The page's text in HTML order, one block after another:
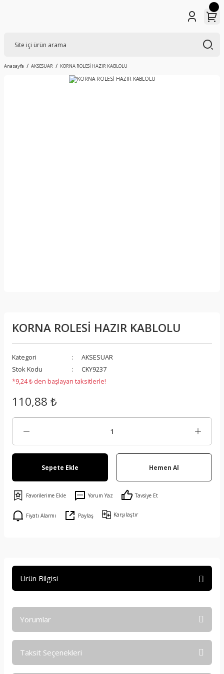
Anasayfa AKSESUAR KORNA ROLESİ HAZIR KABLOLU
KORNA ROLESİ HAZIR KABLOLU
Kategori
AKSESUAR
Stok Kodu
CKY9237
*9,24 ₺ den başlayan taksitlerle!
110,88 ₺
Sepete Ekle Hemen Al
Yorum Yaz Tavsiye Et
Fiyatı Alarmı Paylaş Karşılaştır
Ürün Bilgisi
Yorumlar
Taksit Seçenekleri